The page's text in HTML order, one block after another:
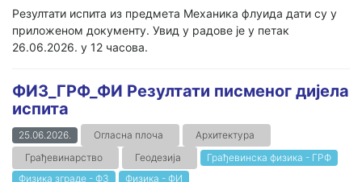
Резултати испита из предмета Механика флуида дати су у
приложеном документу. Увид у радове је у петак
26.06.2026. у 12 часова.
ФИЗ_ГРФ_ФИ Резултати писменог дијела
испита
25.06.2026. Огласна плоча
Архитектура
Грађевинарство
Геодезија
Грађевинска физика - ГРФ
Физика зграде - ФЗ
Физика - ФИ